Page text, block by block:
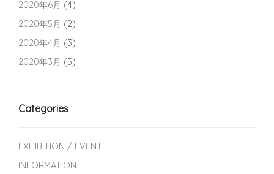
2020年6月 (4)
2020年5月 (2)
2020年4月 (3)
2020年3月 (5)
Categories
EXHIBITION / EVENT
INFORMATION